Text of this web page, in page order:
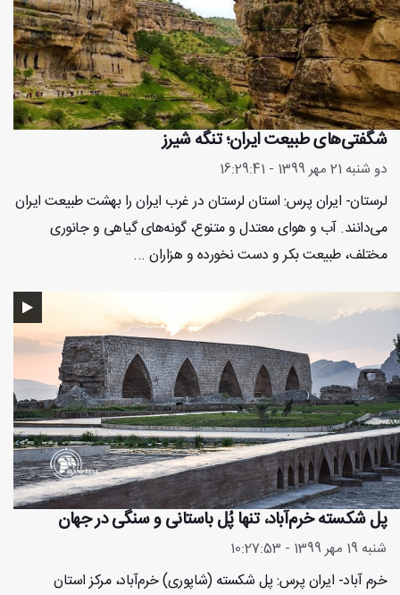
شگفتی‌های طبیعت ایران؛ تنگه شیرز
دو شنبه 21 مهر 1399 - 16:29:41
لرستان- ایران پرس: استان لرستان در غرب ایران را بهشت طبیعت ایران
می‌دانند. آب و هوای معتدل و متنوع، گونه‌های گیاهی و جانوری
مختلف، طبیعت بکر و دست نخورده و هزاران ...
پل شکسته خرم‌آباد، تنها پُل باستانی و سنگی در جهان
شنبه 19 مهر 1399 - 10:27:53
خرم آباد- ایران پرس: پل شکسته (شاپوری) خرم‌آباد، مرکز استان